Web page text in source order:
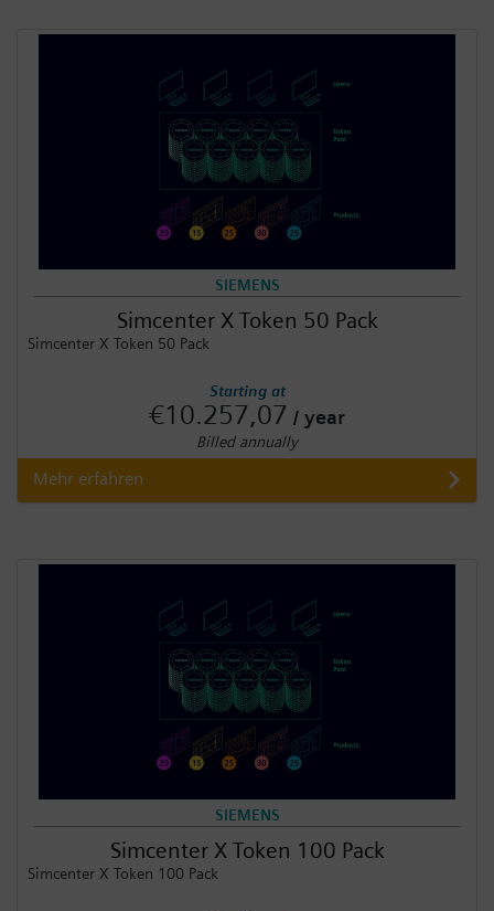
SIEMENS
Simcenter X Token 50 Pack
Simcenter X Token 50 Pack
Starting at
€10.257,07 / year
Billed annually
Mehr erfahren
SIEMENS
Simcenter X Token 100 Pack
Simcenter X Token 100 Pack